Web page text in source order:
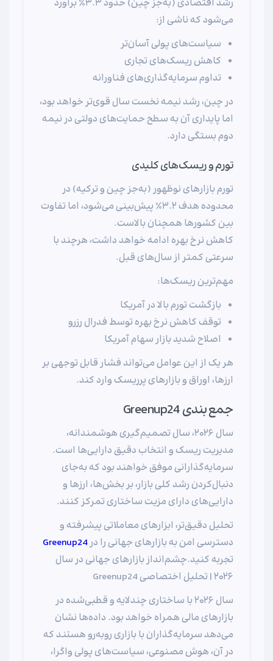
رشد اقتصادی (به‌جز چین) حدود ۳.۳٪ برآورد
می‌شود که ناشی از:
سیاست‌های پولی آسان‌تر
کاهش ریسک‌های تجاری
تداوم سرمایه‌گذاری‌های فناورانه
در چین، رشد نیمه نخست سال قوی‌تر خواهد بود،
اما پایداری آن به سطح حمایت‌های دولتی در نیمه
دوم بستگی دارد.
تورم و ریسک‌های کلیدی
تورم بازارهای نوظهور (به‌جز چین و ترکیه) در
محدوده هدف ۳.۲٪ پیش‌بینی می‌شود، اما تفاوت
بین کشورها همچنان بالاست.
کاهش نرخ بهره ادامه خواهد داشت، هرچند با
سرعتی کمتر از سال‌های قبل.
مهم‌ترین ریسک‌ها:
بازگشت تورم بالا در آمریکا
توقف کاهش نرخ بهره توسط فدرال رزرو
اصلاح شدید بازار سهام آمریکا
هر یک از این عوامل می‌تواند فشار قابل توجهی بر
ارزها، اوراق و بازارهای پرریسک وارد کند.
جمع‌بندی Greenup24
سال ۲۰۲۶، سال تصمیم‌گیری هوشمندانه،
مدیریت ریسک و انتخاب دقیق دارایی‌ها است.
سرمایه‌گذارانی موفق خواهند بود که به‌جای
دنبال‌کردن رشد کلی بازار، بر بخش‌ها، ارزها و
دارایی‌های دارای مزیت ساختاری تمرکز کنند.
تحلیل دقیق‌تر، ابزارهای معاملاتی پیشرفته و
دسترسی امن به بازارهای جهانی را درGreenup24
تجربه کنید.چشم‌انداز بازارهای جهانی در سال
۲۰۲۶ | تحلیل اختصاصی Greenup24
سال ۲۰۲۶ با ساختاری چندلایه و قطبی‌شده در
بازارهای مالی همراه خواهد بود. داده‌ها نشان
می‌دهد سرمایه‌گذاران با بازاری روبه‌رو هستند که
در آن، هوش مصنوعی، سیاست‌های پولی واگرا،